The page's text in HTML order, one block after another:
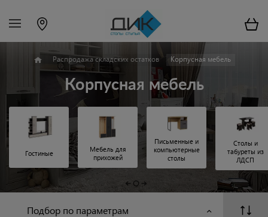
Распродажа складских остатков Корпусная мебель
Корпусная мебель
Гостиные
Мебель для
прихожей
Письменные и
компьютерные
столы
Столы и
табуреты из
ЛДСП
Подбор по параметрам